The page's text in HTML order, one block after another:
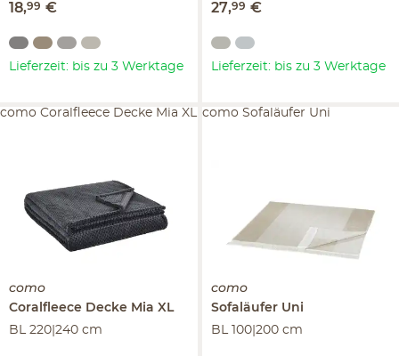
18,99 €
Lieferzeit: bis zu 3 Werktage
27,99 €
Lieferzeit: bis zu 3 Werktage
como
Coralfleece Decke Mia XL
BL 220|240 cm
como Coralfleece Decke Mia XL
como
Sofaläufer Uni
BL 100|200 cm
como Sofaläufer Uni